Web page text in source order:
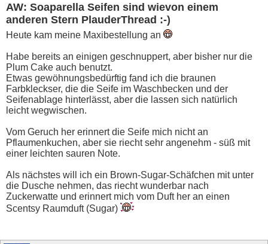
AW: Soaparella Seifen sind wievon einem
anderen Stern PlauderThread :-)
Heute kam meine Maxibestellung an
Habe bereits an einigen geschnuppert, aber bisher nur die
Plum Cake auch benutzt.
Etwas gewöhnungsbedürftig fand ich die braunen
Farbkleckser, die die Seife im Waschbecken und der
Seifenablage hinterlässt, aber die lassen sich natürlich
leicht wegwischen.
Vom Geruch her erinnert die Seife mich nicht an
Pflaumenkuchen, aber sie riecht sehr angenehm - süß mit
einer leichten sauren Note.
Als nächstes will ich ein Brown-Sugar-Schäfchen mit unter
die Dusche nehmen, das riecht wunderbar nach
Zuckerwatte und erinnert mich vom Duft her an einen
Scentsy Raumduft (Sugar)